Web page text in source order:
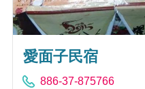
愛面子民宿
886-37-875766